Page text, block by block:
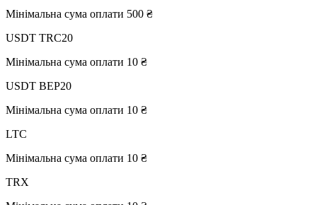
Мінімальна сума оплати 500 ₴
USDT TRC20
Мінімальна сума оплати 10 ₴
USDT BEP20
Мінімальна сума оплати 10 ₴
LTC
Мінімальна сума оплати 10 ₴
TRX